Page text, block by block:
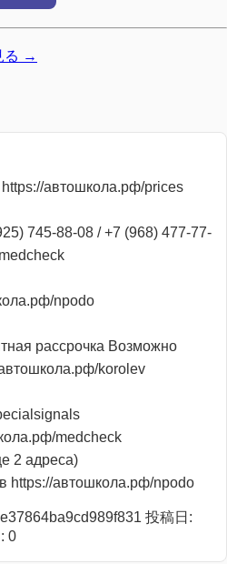
る →
https://автошкола.рф/prices
745-88-08 / +7 (968) 477-77-
npodo
рассрочка Возможно
korolev
medcheck
2 адреса)
https://автошкола.рф/npodo
投稿日:
0